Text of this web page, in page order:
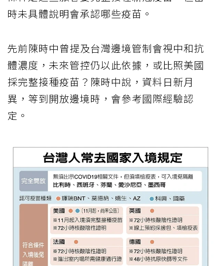
時未具體說明會承認哪些疫苗。
先前陳時中曾提及台灣邊境管制會視中和抗
體濃度，未來管控仍以此依據，或比照美國
採完整接種疫苗？陳時中說，資料日新月
異，等到開放邊境時，會參考國際經驗認
定。